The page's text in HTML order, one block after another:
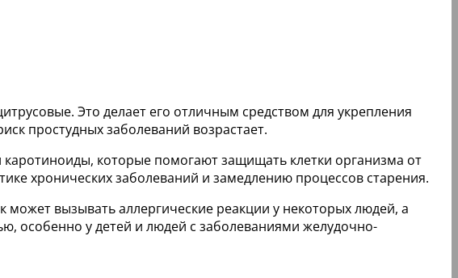
Это делает его отличным средством для укрепления
простудных заболеваний возрастает.
которые помогают защищать клетки организма от
хронических заболеваний и замедлению процессов старения.
вызывать аллергические реакции у некоторых людей, а
особенно у детей и людей с заболеваниями желудочно-